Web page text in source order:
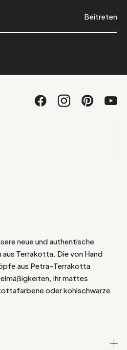
Beitreten
neue und authentische
Terrakotta. Die von Hand
aus Petra-Terrakotta
ihr mattes
oder kohlschwarze
in unserer Petra-